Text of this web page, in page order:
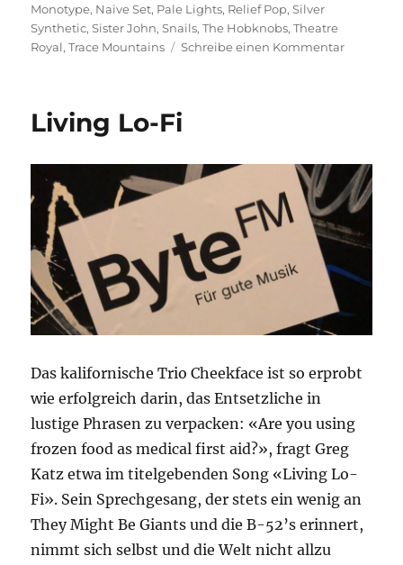
Monotype, Naive Set, Pale Lights, Relief Pop,Silver
Synthetic,Sister John,Snails,The Hobknobs,Theatre
Royal,Trace Mountains Schreibe einen Kommentarzu
Living Lo-Fi
Das kalifornische Trio Cheekface ist so erprobt
wie erfolgreich darin, das Entsetzliche in
lustige Phrasen zu verpacken: «Are you using
frozen food as medical first aid?», fragt Greg
Katz etwa im titelgebenden Song «Living Lo-
Fi». Sein Sprechgesang, der stets ein wenig an
They Might Be Giants und die B-52’s erinnert,
nimmt sich selbst und die Welt nicht allzu